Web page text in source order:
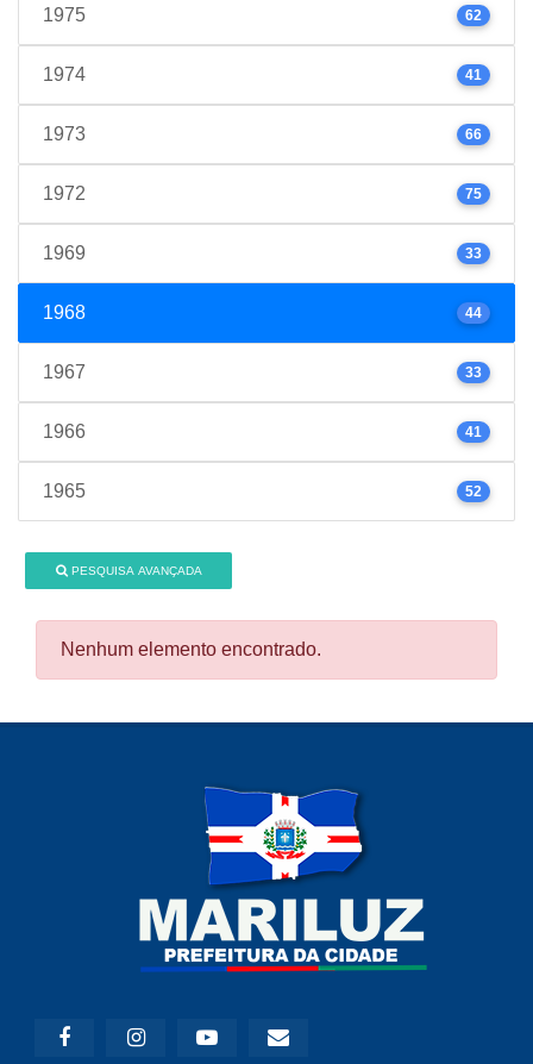
1975 62
1974 41
1973 66
1972 75
1969 33
1968 44
1967 33
1966 41
1965 52
PESQUISA AVANÇADA
Nenhum elemento encontrado.